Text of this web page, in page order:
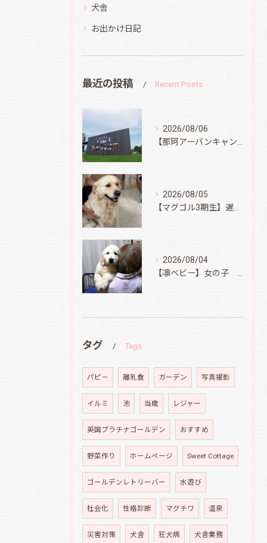
犬舎
お出かけ日記
最近の投稿 Recent Posts
2026/08/06
【那珂アーバンキャンプフィールド】
2026/08/05
【マグゴル3期生】遅ればせながら
2026/08/04
【凛ベビー】女の子 Ⅱ
タグ Tags
パピ－ 離乳食 ガーデン 写真撮影
イルミ 池 当歳 レジャー
英国プラチナゴールデン おすすめ
野菜作り ホームページ Sweet Cottage
ゴールデンレトリーバー 水遊び
社会化 性格診断 マグチワ 温泉
災害対策 犬舎 狂犬病 犬舎業務